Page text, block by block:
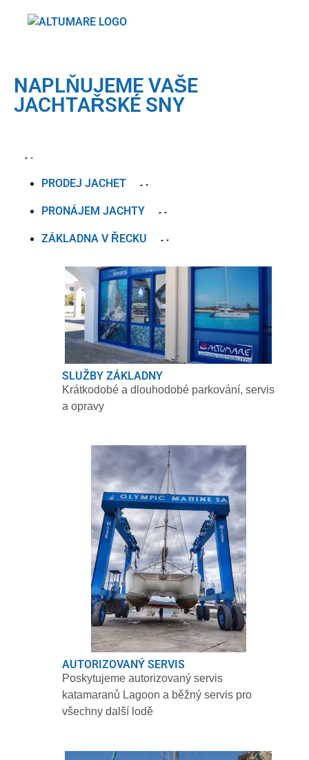
NAPLŇUJEME VAŠE
JACHTAŘSKÉ SNY
PRODEJ JACHET
PRONÁJEM JACHTY
ZÁKLADNA V ŘECKU
SLUŽBY ZÁKLADNY
Krátkodobé a dlouhodobé parkování, servis
a opravy
AUTORIZOVANÝ SERVIS
Poskytujeme autorizovaný servis
katamaranů Lagoon a běžný servis pro
všechny další lodě